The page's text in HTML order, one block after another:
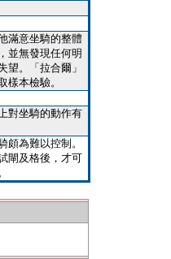
滿意坐騎的整體
並無發現任何明
望。「拉合爾」
樣本檢驗。
對坐騎的動作有
為難以控制。
閘及格後，才可